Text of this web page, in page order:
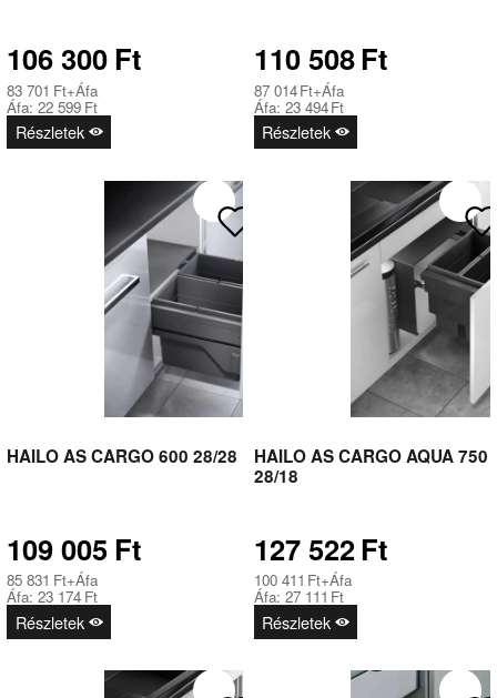
106 300Ft
83 701 Ft+Áfa
Áfa: 22 599 Ft
Részletek
110 508Ft
87 014Ft+Áfa
Áfa: 23 494Ft
Részletek
HAILO AS CARGO 600 28/28
109 005Ft
85 831 Ft+Áfa
Áfa: 23 174 Ft
Részletek
HAILO AS CARGO AQUA 750
28/18
127 522Ft
100 411 Ft+Áfa
Áfa: 27 111 Ft
Részletek